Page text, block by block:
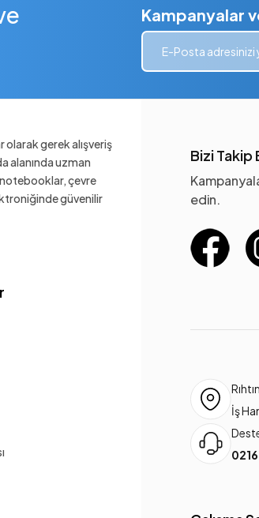
Kampanyalar
gerek alışveriş
alanında uzman
notebooklar, çevre
güvenilir
Bizi Takip
edin.
İş